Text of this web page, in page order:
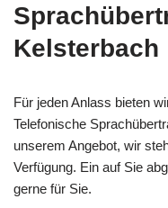
Kelsterbach
Für jeden Anlass bieten
Telefonische
unserem Angebot, wir
Verfügung. Ein auf Sie
gerne für Sie.